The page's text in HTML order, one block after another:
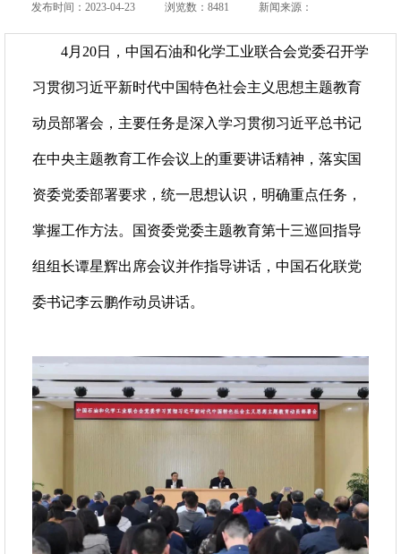
发布时间：2023-04-23 浏览数：8481 新闻来源：
4月20日，中国石油和化学工业联合会党委召开学
习贯彻习近平新时代中国特色社会主义思想主题教育
动员部署会，主要任务是深入学习贯彻习近平总书记
在中央主题教育工作会议上的重要讲话精神，落实国
资委党委部署要求，统一思想认识，明确重点任务，
掌握工作方法。国资委党委主题教育第十三巡回指导
组组长谭星辉出席会议并作指导讲话，中国石化联党
委书记李云鹏作动员讲话。